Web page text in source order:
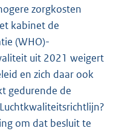
zorgkosten
kabinet de
(WHO)-
uit 2021 weigert
en zich daar ook
gedurende de
om dat besluit te